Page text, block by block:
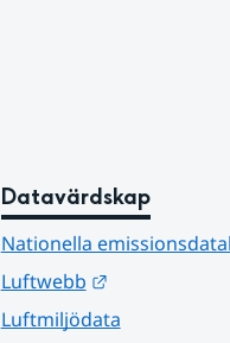
Datavärdskap
Nationella
Luftwebb
Länk till
Luftmiljödata